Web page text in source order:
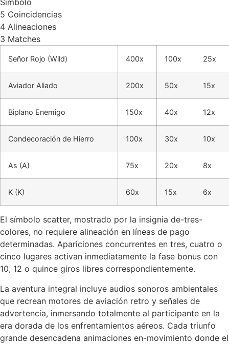
Símbolo
5 Coincidencias
4 Alineaciones
3 Matches
Señor Rojo (Wild) 400x 100x 25x
Aviador Aliado 200x 50x 15x
Biplano Enemigo 150x 40x 12x
Condecoración de Hierro 100x 30x 10x
As (A) 75x 20x 8x
K (K) 60x 15x 6x
El símbolo scatter, mostrado por la insignia de-tres-
colores, no requiere alineación en líneas de pago
determinadas. Apariciones concurrentes en tres, cuatro o
cinco lugares activan inmediatamente la fase bonus con
10, 12 o quince giros libres correspondientemente.
La aventura integral incluye audios sonoros ambientales
que recrean motores de aviación retro y señales de
advertencia, inmersando totalmente al participante en la
era dorada de los enfrentamientos aéreos. Cada triunfo
grande desencadena animaciones en-movimiento donde el